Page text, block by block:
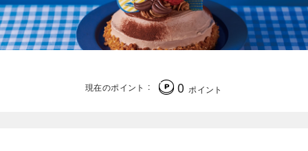
現在のポイント 0 ポイント